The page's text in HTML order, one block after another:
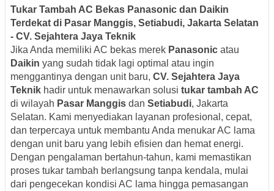
Tukar Tambah AC Bekas Panasonic dan Daikin
Terdekat di Pasar Manggis, Setiabudi, Jakarta Selatan
- CV. Sejahtera Jaya Teknik
Jika Anda memiliki AC bekas merek Panasonic atau
Daikin yang sudah tidak lagi optimal atau ingin
menggantinya dengan unit baru, CV. Sejahtera Jaya
Teknik hadir untuk menawarkan solusi tukar tambah AC
di wilayah Pasar Manggis dan Setiabudi, Jakarta
Selatan. Kami menyediakan layanan profesional, cepat,
dan terpercaya untuk membantu Anda menukar AC lama
dengan unit baru yang lebih efisien dan hemat energi.
Dengan pengalaman bertahun-tahun, kami memastikan
proses tukar tambah berlangsung tanpa kendala, mulai
dari pengecekan kondisi AC lama hingga pemasangan